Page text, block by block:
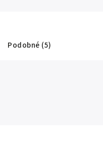
Podobné (5)